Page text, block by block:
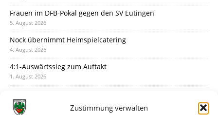
Zustimmung verwalten
Frauen im DFB-Pokal gegen den SV Eutingen
5. August 2026
Nock übernimmt Heimspielcatering
4. August 2026
4:1-Auswärtssieg zum Auftakt
1. August 2026
31. Juli 2026